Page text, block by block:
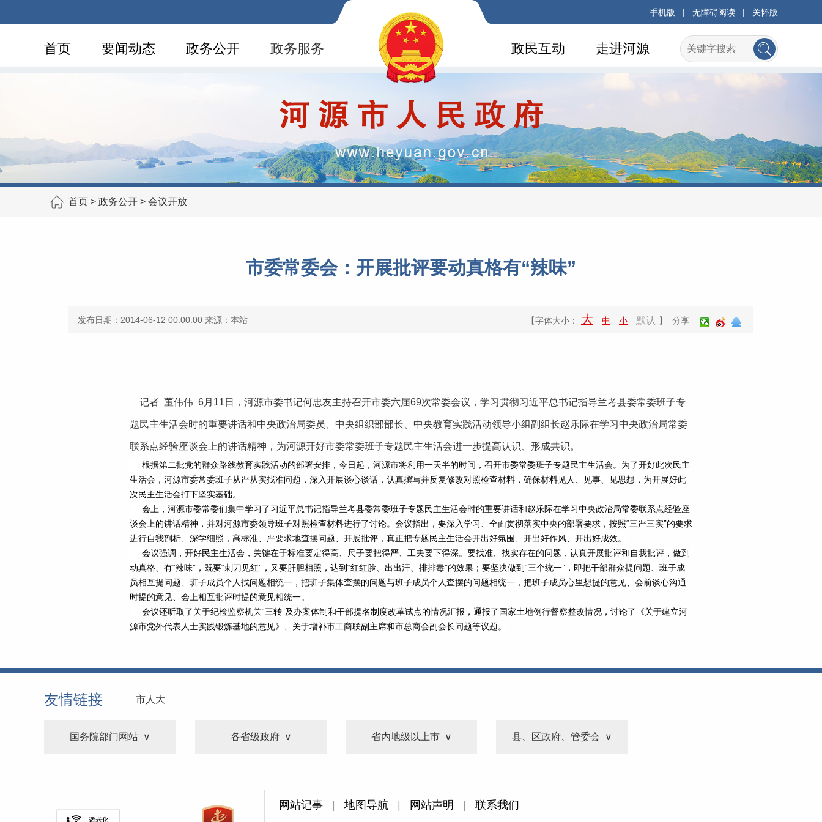
手机版 | 无障碍阅读 | 关怀版
首页 要闻动态 政务公开 政务服务 走进河源
政民互动
首页 > 政务公开 > 会议开放
市委常委会：开展批评要动真格有“辣味”
发布日期：2014-06-12 00:00:00 来源：本站 【字体大小： 大 中 小 默认 】 分享
记者 董伟伟 6月11日，河源市委书记何忠友主持召开市委六届69次常委会议，学习贯彻习近平总书记指导兰考县委常委班子专
题民主生活会时的重要讲话和中央政治局委员、中央组织部部长、中央教育实践活动领导小组副组长赵乐际在学习中央政治局常委
联系点经验座谈会上的讲话精神，为河源开好市委常委班子专题民主生活会进一步提高认识、形成共识。
根据第二批党的群众路线教育实践活动的部署安排，今日起，河源市将利用一天半的时间，召开市委常委班子专题民主生活会。为了开好此次民主
生活会，河源市委常委班子从严从实找准问题，深入开展谈心谈话，认真撰写并反复修改对照检查材料，确保材料见人、见事、见思想，为开展好此
次民主生活会打下坚实基础。
会上，河源市委常委们集中学习了习近平总书记指导兰考县委常委班子专题民主生活会时的重要讲话和赵乐际在学习中央政治局常委联系点经验座
谈会上的讲话精神，并对河源市委领导班子对照检查材料进行了讨论。会议指出，要深入学习、全面贯彻落实中央的部署要求，按照“三严三实”的要求
进行自我剖析、深学细照，高标准、严要求地查摆问题、开展批评，真正把专题民主生活会开出好氛围、开出好作风、开出好成效。
会议强调，开好民主生活会，关键在于标准要定得高、尺子要把得严、工夫要下得深。要找准、找实存在的问题，认真开展批评和自我批评，做到
动真格、有“辣味”，既要“刺刀见红”，又要肝胆相照，达到“红红脸、出出汗、排排毒”的效果；要坚决做到“三个统一”，即把干部群众提问题、班子成
员相互提问题、班子成员个人找问题相统一，把班子集体查摆的问题与班子成员个人查摆的问题相统一，把班子成员心里想提的意见、会前谈心沟通
时提的意见、会上相互批评时提的意见相统一。
会议还听取了关于纪检监察机关“三转”及办案体制和干部提名制度改革试点的情况汇报，通报了国家土地例行督察整改情况，讨论了《关于建立河
源市党外代表人士实践锻炼基地的意见》、关于增补市工商联副主席和市总商会副会长问题等议题。
友情链接 市人大
国务院部门网站 各省级政府 省内地级以上市 县、区政府、管委会
网站记事 地图导航 网站声明 联系我们